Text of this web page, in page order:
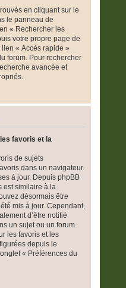
en cliquant sur le
le panneau de
« Rechercher les
votre propre page de
« Accès rapide »
forum. Pour rechercher
avancée et
favoris et la
de sujets
dans un navigateur.
à jour. Depuis phpBB
est similaire à la
désormais être
mis à jour. Cependant,
d’être notifié
un sujet ou un forum.
les favoris et les
depuis le
« Préférences du